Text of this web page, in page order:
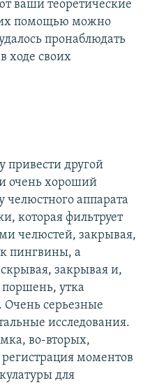
ваши теоретические
их помощью можно
пронаблюдать
ходе своих
привести другой
очень хороший
челюстного аппарата
которая фильтрует
челюстей, закрывая,
пингвины, а
закрывая и,
поршень, утка
Очень серьезные
исследования.
во-вторых,
моментов
для